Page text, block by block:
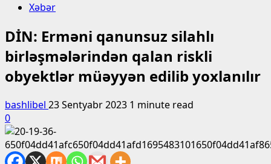
Xəbər
DİN: Erməni qanunsuz silahlı
birləşmələrindən qalan riskli
obyektlər müəyyən edilib yoxlanılır
bashlibel 23 Sentyabr 2023 1 minute read
0